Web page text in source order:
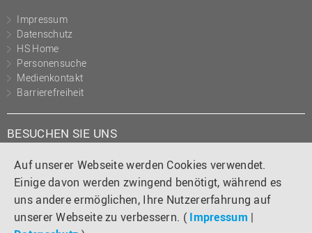
Auf unserer Webseite werden Cookies verwendet.
Einige davon werden zwingend benötigt, während es
uns andere ermöglichen, Ihre Nutzererfahrung auf
unserer Webseite zu verbessern. ( Impressum |
Impressum
Datenschutz
HS Home
Personensuche
Medienkontakt
Barrierefreiheit
BESUCHEN SIE UNS
Instagram
TiktokLinkedIn
YouTube
Facebook